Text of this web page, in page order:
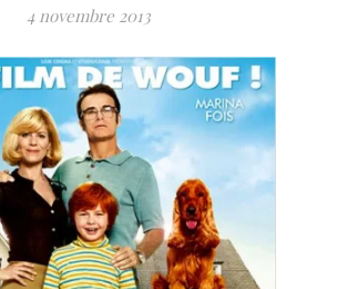
4 novembre 2013